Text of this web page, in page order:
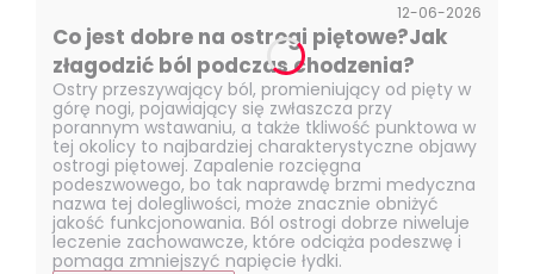
12-06-2026
Co jest dobre na ostrogi piętowe?Jak
złagodzić ból podczas chodzenia?
Ostry przeszywający ból, promieniujący od pięty w
górę nogi, pojawiający się zwłaszcza przy
porannym wstawaniu, a także tkliwość punktowa w
tej okolicy to najbardziej charakterystyczne objawy
ostrogi piętowej. Zapalenie rozcięgna
podeszwowego, bo tak naprawdę brzmi medyczna
nazwa tej dolegliwości, może znacznie obniżyć
jakość funkcjonowania. Ból ostrogi dobrze niweluje
leczenie zachowawcze, które odciąża podeszwę i
pomaga zmniejszyć napięcie łydki.